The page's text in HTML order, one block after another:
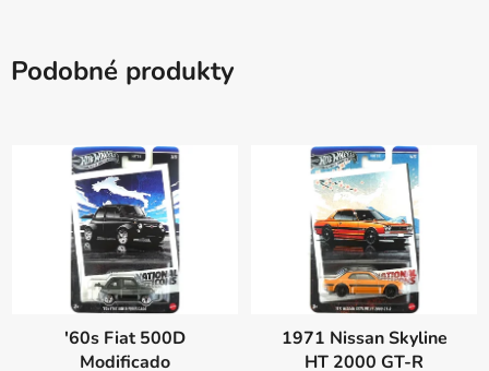
Podobné produkty
'60s Fiat 500D
Modificado
1971 Nissan Skyline
HT 2000 GT-R